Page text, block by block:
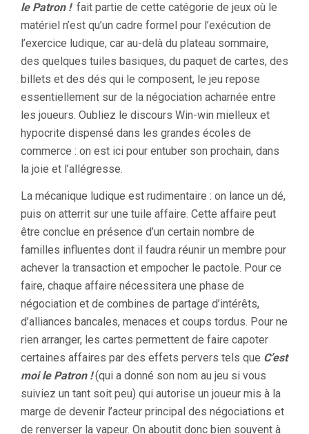
le Patron ! fait partie de cette catégorie de jeux où le
matériel n’est qu’un cadre formel pour l’exécution de
l’exercice ludique, car au-delà du plateau sommaire,
des quelques tuiles basiques, du paquet de cartes, des
billets et des dés qui le composent, le jeu repose
essentiellement sur de la négociation acharnée entre
les joueurs. Oubliez le discours Win-win mielleux et
hypocrite dispensé dans les grandes écoles de
commerce : on est ici pour entuber son prochain, dans
la joie et l’allégresse.
La mécanique ludique est rudimentaire : on lance un dé,
puis on atterrit sur une tuile affaire. Cette affaire peut
être conclue en présence d’un certain nombre de
familles influentes dont il faudra réunir un membre pour
achever la transaction et empocher le pactole. Pour ce
faire, chaque affaire nécessitera une phase de
négociation et de combines de partage d’intérêts,
d’alliances bancales, menaces et coups tordus. Pour ne
rien arranger, les cartes permettent de faire capoter
certaines affaires par des effets pervers tels que C’est
moi le Patron !(qui a donné son nom au jeu si vous
suiviez un tant soit peu) qui autorise un joueur mis à la
marge de devenir l’acteur principal des négociations et
de renverser la vapeur. On aboutit donc bien souvent à